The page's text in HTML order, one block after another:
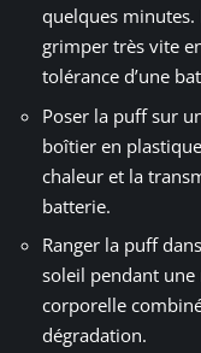
quelques minutes.
grimper très vite
tolérance d’une
Poser la puff sur
boîtier en
chaleur et la
batterie.
Ranger la puff
soleil pendant
corporelle
dégradation.